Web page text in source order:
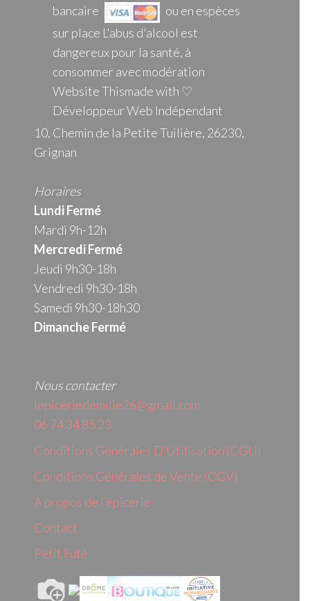
bancaire
ou en espèces
sur place L'abus d'alcool est
dangereux pour la santé, à
consommer avec modération
Website Thismade with ♡
Développeur Web Indépendant
10, Chemin de la Petite Tuilière, 26230,
Grignan
Horaires
Lundi Fermé
Mardi 9h-12h
MercrediFermé
Jeudi 9h30-18h
Vendredi 9h30-18h
Samedi 9h30-18h30
Dimanche Fermé
Nous contacter
lepiceriedemilie26@gmail.com
06 74 34 85 23
Conditions Générales D’Utilisation (CGU)
Conditions Générales de Vente (CGV)
A propos de l’épicerie
Contact
Petit Futé